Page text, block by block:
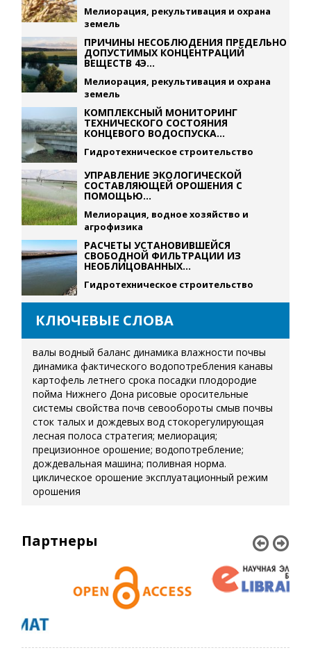
Мелиорация, рекультивация и охрана
земель
ПРИЧИНЫ НЕСОБЛЮДЕНИЯ ПРЕДЕЛЬНО
ДОПУСТИМЫХ КОНЦЕНТРАЦИЙ
ВЕЩЕСТВ 4Э...
Мелиорация, рекультивация и охрана
земель
КОМПЛЕКСНЫЙ МОНИТОРИНГ
ТЕХНИЧЕСКОГО СОСТОЯНИЯ
КОНЦЕВОГО ВОДОСПУСКА...
Гидротехническое строительство
УПРАВЛЕНИЕ ЭКОЛОГИЧЕСКОЙ
СОСТАВЛЯЮЩЕЙ ОРОШЕНИЯ С
ПОМОЩЬЮ...
Мелиорация, водное хозяйство и
агрофизика
РАСЧЕТЫ УСТАНОВИВШЕЙСЯ
СВОБОДНОЙ ФИЛЬТРАЦИИ ИЗ
НЕОБЛИЦОВАННЫХ...
Гидротехническое строительство
КЛЮЧЕВЫЕ СЛОВА
валы водный баланс динамика влажности почвы
динамика фактического водопотребления канавы
картофель летнего срока посадки плодородие
пойма Нижнего Дона рисовые оросительные
системы свойства почв севообороты смыв почвы
сток талых и дождевых вод стокорегулирующая
лесная полоса стратегия; мелиорация;
прецизионное орошение; водопотребление;
дождевальная машина; поливная норма.
циклическое орошение эксплуатационный режим
орошения
Партнеры